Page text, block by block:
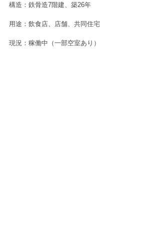
構造：鉄骨造7階建、築26年
用途：飲食店、店舗、共同住宅
現況：稼働中（一部空室あり）